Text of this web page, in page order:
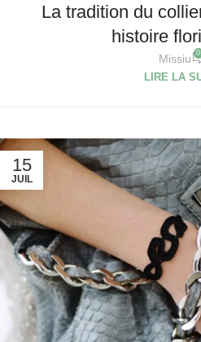
La tradition du
histoire
Missiu 0
LIRE LA
15
JUIL